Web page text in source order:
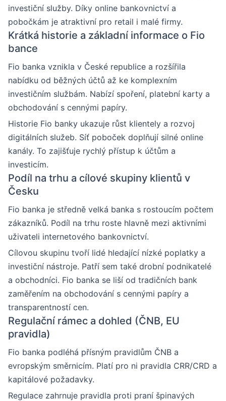
investiční služby. Díky online bankovnictví a
pobočkám je atraktivní pro retail i malé firmy.
Krátká historie a základní informace o Fio
bance
Fio banka vznikla v České republice a rozšířila
nabídku od běžných účtů až ke komplexním
investičním službám. Nabízí spoření, platební karty a
obchodování s cennými papíry.
Historie Fio banky ukazuje růst klientely a rozvoj
digitálních služeb. Síť poboček doplňují silné online
kanály. To zajišťuje rychlý přístup k účtům a
investicím.
Podíl na trhu a cílové skupiny klientů v
Česku
Fio banka je středně velká banka s rostoucím počtem
zákazníků. Podíl na trhu roste hlavně mezi aktivními
uživateli internetového bankovnictví.
Cílovou skupinu tvoří lidé hledající nízké poplatky a
investiční nástroje. Patří sem také drobní podnikatelé
a obchodníci. Fio banka se liší od tradičních bank
zaměřením na obchodování s cennými papíry a
transparentností cen.
Regulační rámec a dohled (ČNB, EU
pravidla)
Fio banka podléhá přísným pravidlům ČNB a
evropským směrnicím. Platí pro ni pravidla CRR/CRD a
kapitálové požadavky.
Regulace zahrnuje pravidla proti praní špinavých